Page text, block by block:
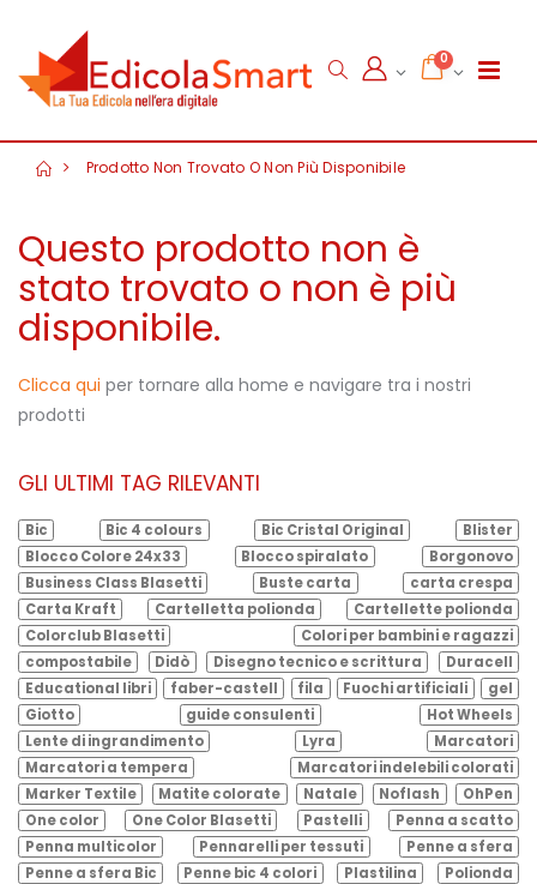
0
Prodotto Non Trovato O Non Più Disponibile
Questo prodotto non è
stato trovato o non è più
disponibile.
Clicca qui per tornare alla home e navigare tra i nostri
prodotti
GLI ULTIMI TAG RILEVANTI
Bic Bic 4 colours Bic Cristal Original
Blister
Blocco Colore 24x33
Blocco spiralato
Borgonovo
Business Class Blasetti
Buste carta
carta crespa
Carta Kraft
Cartelletta polionda
Cartellette polionda
Colorclub Blasetti
Colori per bambini e ragazzi
compostabile
Didò Disegno tecnico e scrittura
Duracell
Educational libri
faber-castell fila Fuochi artificiali
gel
Giotto
guide consulenti
Hot Wheels
Lente di ingrandimento
Lyra
Marcatori
Marcatori a tempera
Marcatori indelebili colorati
Marker Textile
Matite colorate Natale Noflash
OhPen
One color
One Color Blasetti Pastelli
Penna a scatto
Penna multicolor
Pennarelli per tessuti
Penne a sfera
Penne a sfera Bic
Penne bic 4 colori Plastilina
Polionda